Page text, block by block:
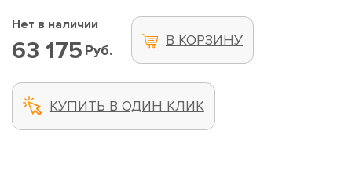
Нет в наличии
63 175 Руб.
В КОРЗИНУ
КУПИТЬ В ОДИН КЛИК